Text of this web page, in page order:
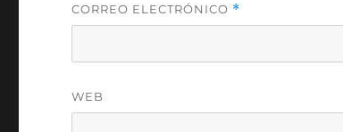
CORREO ELECTRÓNICO *
WEB